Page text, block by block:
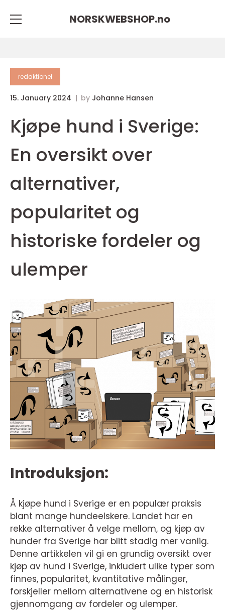
NORSKWEBSHOP.no
redaktionel
15. January 2024 by Johanne Hansen
Kjøpe hund i Sverige:
En oversikt over
alternativer,
popularitet og
historiske fordeler og
ulemper
Introduksjon:
Å kjøpe hund i Sverige er en populær praksis
blant mange hundeelskere. Landet har en
rekke alternativer å velge mellom, og kjøp av
hunder fra Sverige har blitt stadig mer vanlig.
Denne artikkelen vil gi en grundig oversikt over
kjøp av hund i Sverige, inkludert ulike typer som
finnes, popularitet, kvantitative målinger,
forskjeller mellom alternativene og en historisk
gjennomgang av fordeler og ulemper.